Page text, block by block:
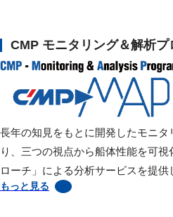
CMP モニタリング＆解析
長年の知見をもとに開発したモニタ
り、三つの視点から船体性能を可
ローチ」による分析サービスを提供
もっと見る